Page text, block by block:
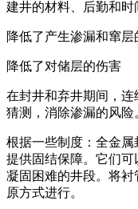
建井的材料、后勤和时
降低了产生渗漏和窜层
降低了对储层的伤害
在封井和弃井期间，
猜测，消除渗漏的风险
根据一些制度：全金
提供固结保障。它们
凝固困难的井段。将
原方式进行。